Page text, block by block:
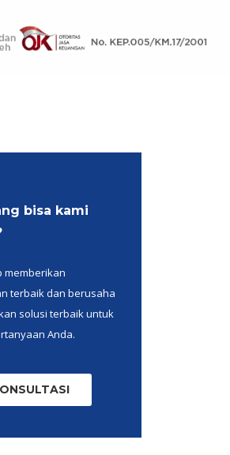
bisa kami
memberikan
terbaik dan berusaha
solusi terbaik untuk
Anda.